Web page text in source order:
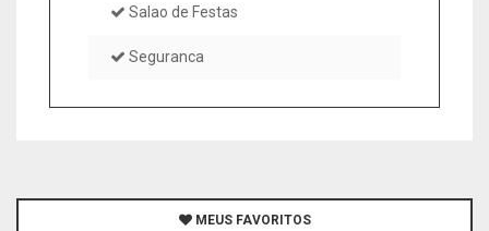
Salao de Festas
Seguranca
MEUS FAVORITOS